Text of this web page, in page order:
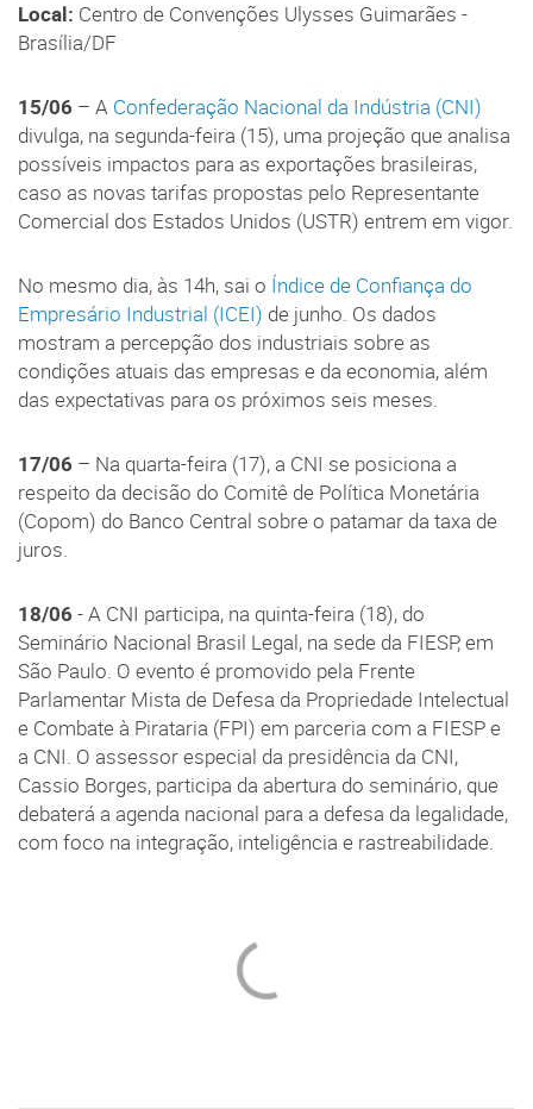
Local: Centro de Convenções Ulysses Guimarães -
Brasília/DF
15/06 – A Confederação Nacional da Indústria (CNI)
divulga, na segunda-feira (15), uma projeção que analisa
possíveis impactos para as exportações brasileiras,
caso as novas tarifas propostas pelo Representante
Comercial dos Estados Unidos (USTR) entrem em vigor.
No mesmo dia, às 14h, sai o Índice de Confiança do
Empresário Industrial (ICEI) de junho. Os dados
mostram a percepção dos industriais sobre as
condições atuais das empresas e da economia, além
das expectativas para os próximos seis meses.
17/06 – Na quarta-feira (17), a CNI se posiciona a
respeito da decisão do Comitê de Política Monetária
(Copom) do Banco Central sobre o patamar da taxa de
juros.
18/06 - A CNI participa, na quinta-feira (18), do
Seminário Nacional Brasil Legal, na sede da FIESP, em
São Paulo. O evento é promovido pela Frente
Parlamentar Mista de Defesa da Propriedade Intelectual
e Combate à Pirataria (FPI) em parceria com a FIESP e
a CNI. O assessor especial da presidência da CNI,
Cassio Borges, participa da abertura do seminário, que
debaterá a agenda nacional para a defesa da legalidade,
com foco na integração, inteligência e rastreabilidade.